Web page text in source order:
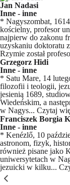
Jan Nadasi
Inne - inne
* Nagyszombat,
kościelny, profesor
najpierw do zakonu
uzyskaniu doktoratu
Rzymie został
Grzegorz Hidi
Inne - inne
* Satu Mare, 14
filozofii i teologii,
jesienią 1689,
Wiedeńskim, a
w Nagys... Czytaj
Franciszek Borgia
Inne - inne
* Kenézlő, 10
astronom, fizyk,
również pisane jako
uniwersytetach w
jezuicki w kilku...